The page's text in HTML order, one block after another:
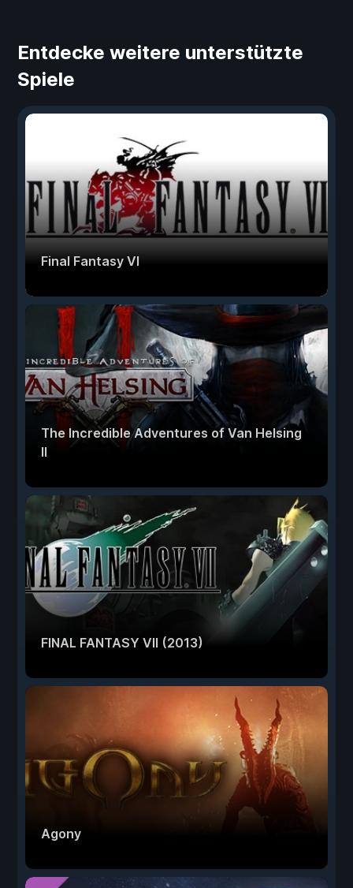
Entdecke weitere unterstützte
Spiele
Final Fantasy VI
The Incredible Adventures of Van Helsing
II
FINAL FANTASY VII (2013)
Agony